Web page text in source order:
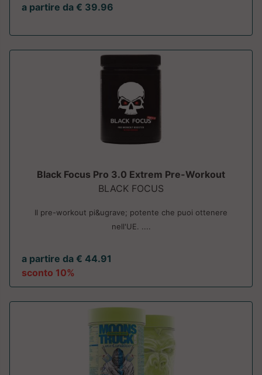
a partire da € 39.96
Black Focus Pro 3.0 Extrem Pre-Workout
BLACK FOCUS
Il pre-workout pi&ugrave; potente che puoi ottenere
nell'UE. ....
a partire da € 44.91
sconto 10%